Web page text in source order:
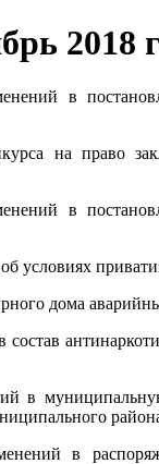
2018
в
на право
в
условиях
дома
в
в